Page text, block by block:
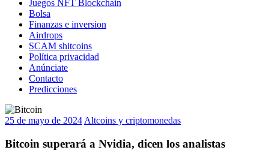
Juegos NFT Blockchain
Bolsa
Finanzas e inversion
Airdrops
SCAM shitcoins
Política privacidad
Anúnciate
Contacto
Predicciones
25 de mayo de 2024 Altcoins y criptomonedas
Bitcoin superará a Nvidia, dicen los analistas